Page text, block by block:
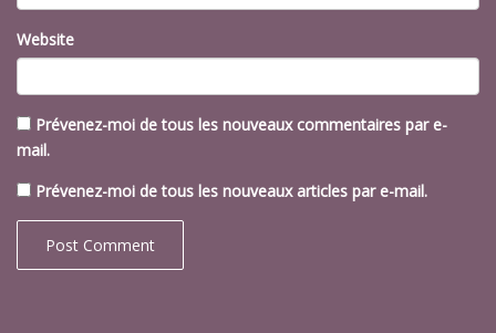
Website
Prévenez-moi de tous les nouveaux commentaires par e-
mail.
Prévenez-moi de tous les nouveaux articles par e-mail.